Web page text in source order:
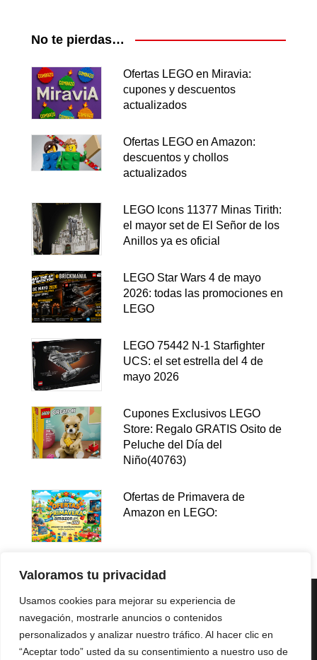
Valoramos tu privacidad
Usamos cookies para mejorar su experiencia de
navegación, mostrarle anuncios o contenidos
personalizados y analizar nuestro tráfico. Al hacer clic en
“Aceptar todo” usted da su consentimiento a nuestro uso de
No te pierdas…
Ofertas LEGO en Miravia:
cupones y descuentos
actualizados
Ofertas LEGO en Amazon:
descuentos y chollos
actualizados
LEGO Icons 11377 Minas Tirith:
el mayor set de El Señor de los
Anillos ya es oficial
LEGO Star Wars 4 de mayo
2026: todas las promociones en
LEGO
LEGO 75442 N-1 Starfighter
UCS: el set estrella del 4 de
mayo 2026
Cupones Exclusivos LEGO
Store: Regalo GRATIS Osito de
Peluche del Día del
Niño(40763)
Ofertas de Primavera de
Amazon en LEGO: